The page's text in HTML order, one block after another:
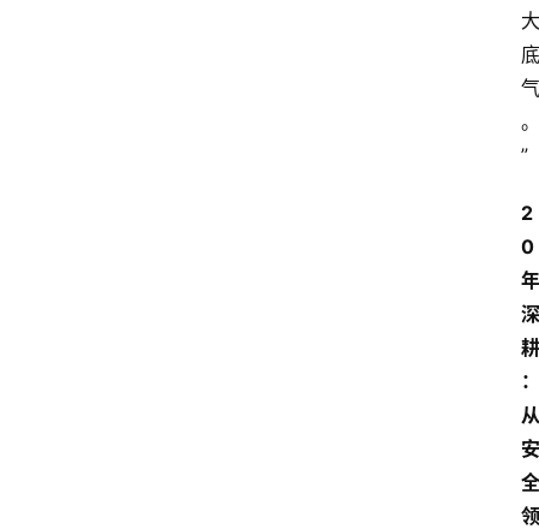
大
底
气
。
”
2
0
年
深
耕
：
从
安
全
领